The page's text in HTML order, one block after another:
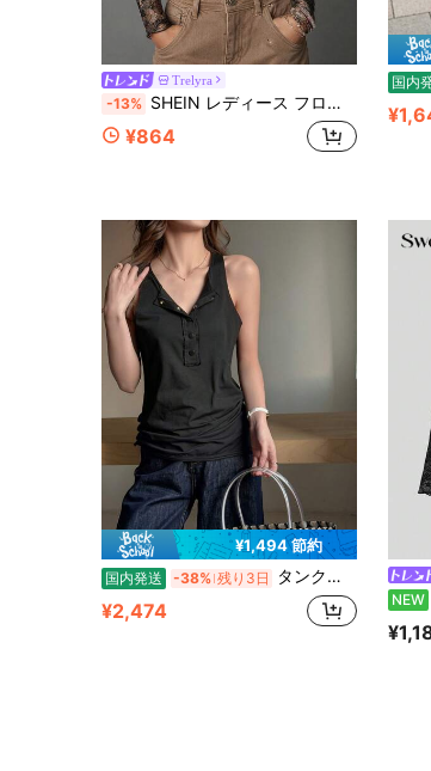
Trelyra
-13% SHEIN レディース フローラルプリント カジュアル 多用途 デイリーウェア トップス
¥864
国内
¥1,494 節約
国内発送 -38% 残り3日 タンクトップ ノースリーブ レディース トップス ヘンリーネック ボタン付き フロントボタン 体型カバー 脇肉カバー 着痩せ ゆったり コットン混 柔らかい 通気性 大人可愛い きれいめ カジュアル デイリー レイヤード 春 夏
¥2,474 NEW